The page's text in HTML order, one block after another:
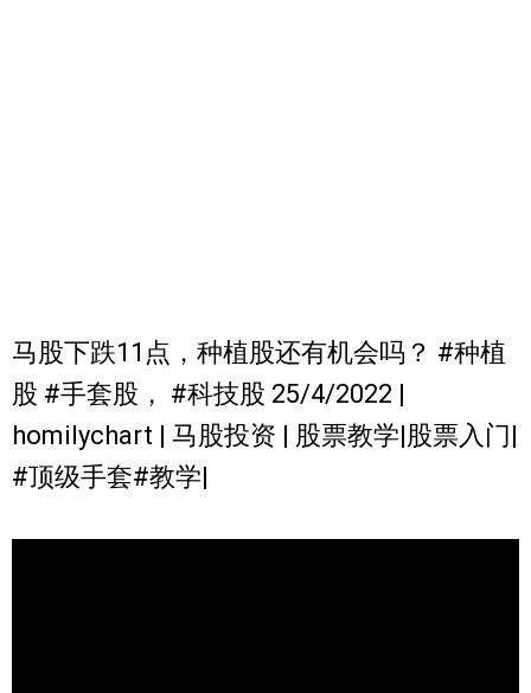
马股下跌11点，种植股还有机会吗？ #种植
股 #手套股， #科技股 25/4/2022 |
homilychart | 马股投资 | 股票教学|股票入门|
#顶级手套#教学|